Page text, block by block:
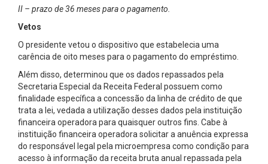
II – prazo de 36 meses para o pagamento.
Vetos
O presidente vetou o dispositivo que estabelecia uma
carência de oito meses para o pagamento do empréstimo.
Além disso, determinou que os dados repassados pela
Secretaria Especial da Receita Federal possuem como
finalidade específica a concessão da linha de crédito de que
trata a lei, vedada a utilização desses dados pela instituição
financeira operadora para quaisquer outros fins. Cabe à
instituição financeira operadora solicitar a anuência expressa
do responsável legal pela microempresa como condição para
acesso à informação da receita bruta anual repassada pela